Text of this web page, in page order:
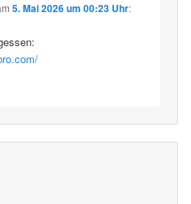
5. Mai 2026 um 00:23 Uhr: